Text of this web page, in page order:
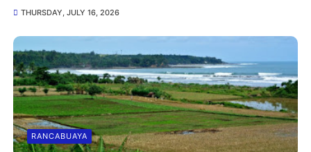
THURSDAY, JULY 16, 2026
RANCABUAYA